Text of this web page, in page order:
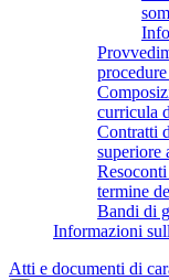
curricula
Contratti
superiore
termine
Bandi di
Informazioni
Atti e documenti di